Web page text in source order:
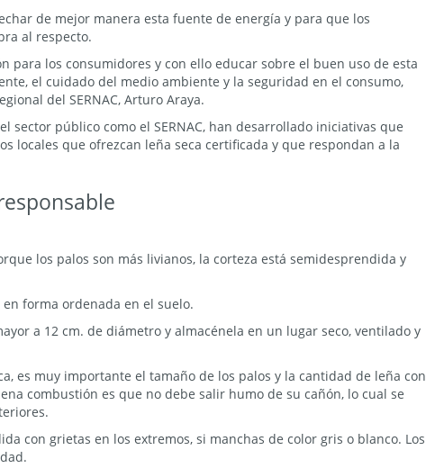
de mejor manera esta fuente de energía y para que los
al respecto.
los consumidores y con ello educar sobre el buen uso de esta
el cuidado del medio ambiente y la seguridad en el consumo,
del SERNAC, Arturo Araya.
sector público como el SERNAC, han desarrollado iniciativas que
locales que ofrezcan leña seca certificada y que respondan a la
los palos son más livianos, la corteza está semidesprendida y
forma ordenada en el suelo.
a 12 cm. de diámetro y almacénela en un lugar seco, ventilado y
es muy importante el tamaño de los palos y la cantidad de leña con
combustión es que no debe salir humo de su cañón, lo cual se
con grietas en los extremos, si manchas de color gris o blanco. Los